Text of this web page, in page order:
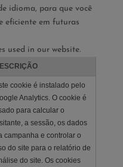
idioma, para que você
eficiente em futuras
used in our website.
cookie é instalado pelo
Analytics. O cookie é
para calcular o
a sessão, os dados
campanha e controlar o
do site para o relatório de
do site. Os cookies